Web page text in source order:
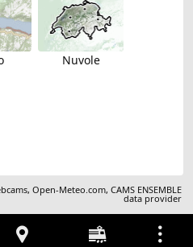
Nuvole
,Open-Meteo.com,CAMS ENSEMBLE
data provider